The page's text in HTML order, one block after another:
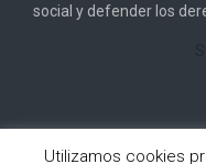
social y defender los
Utilizamos cookies